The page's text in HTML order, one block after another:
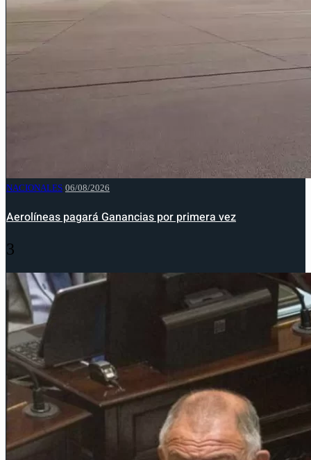
NACIONALES 06/08/2026
Aerolíneas pagará Ganancias por primera vez
3